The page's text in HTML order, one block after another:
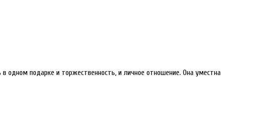
в одном подарке и торжественность, и личное отношение. Она уместна